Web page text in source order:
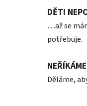
DĚTI
…až se
potřebuje.
Děláme,